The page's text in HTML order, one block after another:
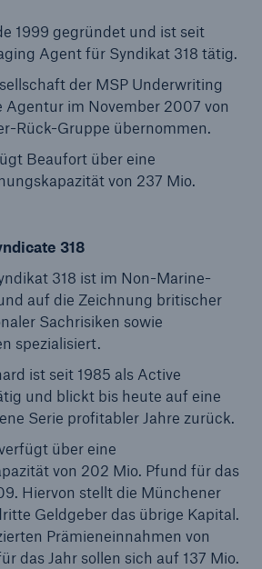
1999 gegründet und ist seit
Agent für Syndikat 318 tätig.
der MSP Underwriting
Agentur im November 2007 von
Rück-Gruppe übernommen.
Beaufort über eine
von 237 Mio.
318
318 ist im Non-Marine-
auf die Zeichnung britischer
Sachrisiken sowie
spezialisiert.
ist seit 1985 als Active
und blickt bis heute auf eine
Serie profitabler Jahre zurück.
über eine
von 202 Mio. Pfund für das
Hiervon stellt die Münchener
Geldgeber das übrige Kapital.
Prämieneinnahmen von
das Jahr sollen sich auf 137 Mio.
wirtschaftliche Kosten der
bn
2018